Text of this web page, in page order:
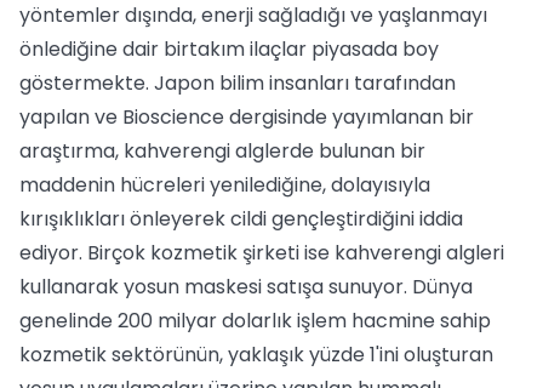
yöntemler dışında, enerji sağladığı ve yaşlanmayı
önlediğine dair birtakım ilaçlar piyasada boy
göstermekte. Japon bilim insanları tarafından
yapılan ve Bioscience dergisinde yayımlanan bir
araştırma, kahverengi alglerde bulunan bir
maddenin hücreleri yenilediğine, dolayısıyla
kırışıklıkları önleyerek cildi gençleştirdiğini iddia
ediyor. Birçok kozmetik şirketi ise kahverengi algleri
kullanarak yosun maskesi satışa sunuyor. Dünya
genelinde 200 milyar dolarlık işlem hacmine sahip
kozmetik sektörünün, yaklaşık yüzde 1'ini oluşturan